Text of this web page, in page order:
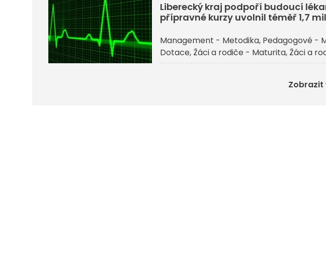
Liberecký kraj podpoří budoucí
přípravné kurzy uvolnil téměř 1,7
Management - Metodika Pedagogové -
Dotace Žáci a rodiče - Maturita Žáci a